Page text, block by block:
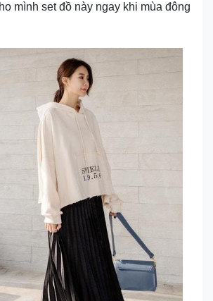
mình set đồ này ngay khi mùa đông